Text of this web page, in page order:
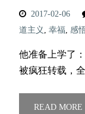
2017-02-06
道主义 , 幸福, 感
他准备上学了
被疯狂转载，
READ MORE